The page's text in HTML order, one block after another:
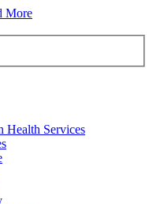
More
Health Services